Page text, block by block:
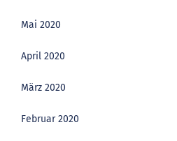
Mai 2020
April 2020
März 2020
Februar 2020